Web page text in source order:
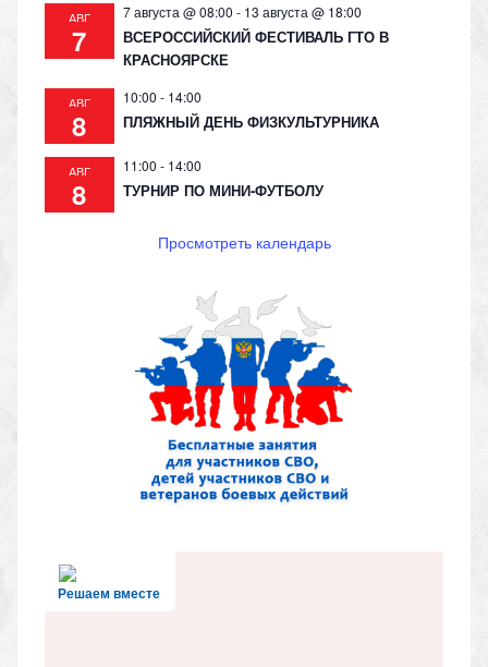
АВГ
7
7 августа @ 08:00 - 13 августа @ 18:00
ВСЕРОССИЙСКИЙ ФЕСТИВАЛЬ ГТО В
КРАСНОЯРСКЕ
АВГ
8
10:00 - 14:00
ПЛЯЖНЫЙ ДЕНЬ ФИЗКУЛЬТУРНИКА
АВГ
8
11:00 - 14:00
ТУРНИР ПО МИНИ-ФУТБОЛУ
Просмотреть календарь
Решаем вместе